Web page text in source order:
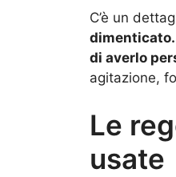
C’è un
dimenticato.
di averlo
agitazione,
Le
usate